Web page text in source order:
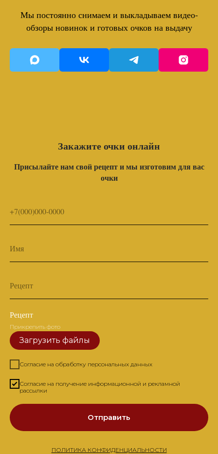
Мы постоянно снимаем и выкладываем видео-
обзоры новинок и готовых очков на выдачу
Закажите очки онлайн
Присылайте нам свой рецепт и мы изготовим для вас
очки
+7(000)000-0000
Имя
Рецепт
Рецепт
Прикрепить фото
Загрузить файлы
Согласие на обработку персональных данных
Согласие на получение информационной и рекламной
рассылки
Отправить
ПОЛИТИКА КОНФИДЕНЦИАЛЬНОСТИ